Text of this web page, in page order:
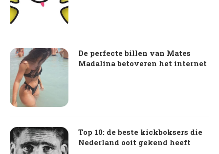
De perfecte billen van Mates
Madalina betoveren het internet
Top 10: de beste kickboksers die
Nederland ooit gekend heeft